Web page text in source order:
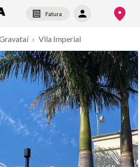
Fatura
› Vila Imperial